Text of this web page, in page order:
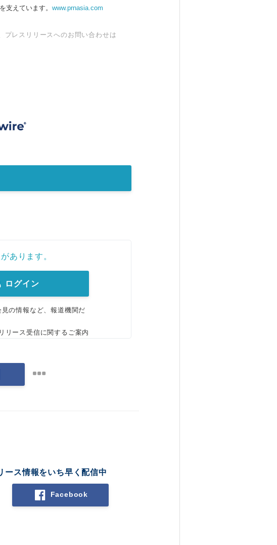
支えています。 www.prnasia.com
プレスリリースへのお問い合わせは
あります。
ログイン
の情報など、報道機関だ
リース受信に関するご案内
ース情報をいち早く配信中
Facebook